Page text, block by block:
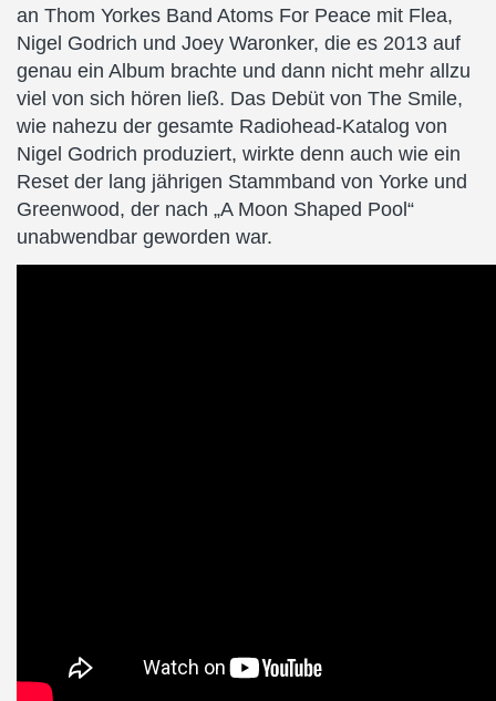
an Thom Yorkes Band Atoms For Peace mit Flea,
Nigel Godrich und Joey Waronker, die es 2013 auf
genau ein Album brachte und dann nicht mehr allzu
viel von sich hören ließ. Das Debüt von The Smile,
wie nahezu der gesamte Radiohead-Katalog von
Nigel Godrich produziert, wirkte denn auch wie ein
Reset der lang jährigen Stammband von Yorke und
Greenwood, der nach „A Moon Shaped Pool“
unabwendbar geworden war.